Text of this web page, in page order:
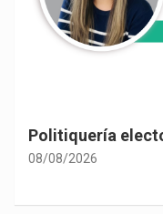
Politiquería
08/08/2026